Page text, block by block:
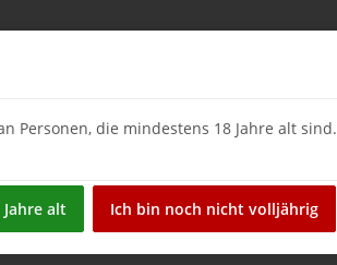
Tsipouro & Tsikoudia Wein
Personen, die mindestens 18 Jahre alt sind.
alt Ich bin noch nicht volljährig